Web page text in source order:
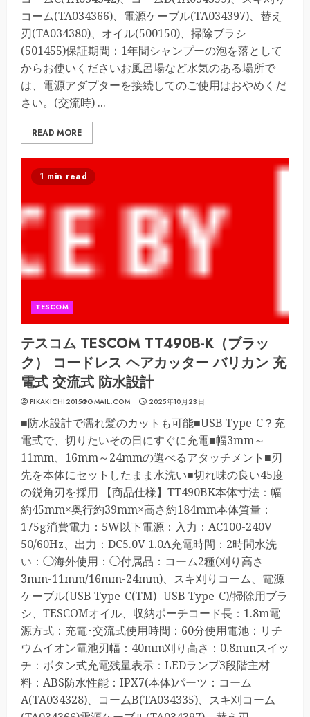
コーム(TA034366)、電源ケーブル(TA034397)、替え
刃(TA034380)、オイル(500150)、掃除ブラシ
(501455)保証期間：1年間シャンプーの泡を落として
からお使いくださいお風呂場など水気のある場所で
は、電源アダプターを接続してのご使用はおやめくだ
さい。(交流時) ...
READ MORE
1 min read
TESCOM
テスコム TESCOM TT490B-K（ブラッ
ク） コードレス ヘアカッター バリカン 充
電式 交流式 防水設計
PIKAKICHI2015@GMAIL.COM 2025年10月23日
■防水設計で濡れ髪のカットも可能■USB Type-C？充
電式で、切りたいその日にすぐに充電■幅3mm～
11mm、16mm～24mmの選べるアタッチメント■刃
先を本体にセットしたまま水洗い■切れ味の良い45度
の鋭角刃を採用 【商品仕様】TT490BK本体寸法：幅
約45mm×奥行約39mm×高さ約184mm本体質量：
175g消費電力：5W以下電源：入力：AC100-240V
50/60Hz、出力：DC5.0V 1.0A充電時間：2時間水洗
い：◯海外使用：◯付属品：コーム2種(刈り高さ
3mm-11mm/16mm-24mm)、スキ刈りコーム、電源
ケーブル(USB Type-C(TM)- USB Type-C)/掃除用ブラ
シ、TESCOMオイル、収納ポーチコード長：1.8m電
源方式：充電･交流式使用時間：60分使用電池：リチ
ウムイオン電池刃幅：40mm刈り高さ：0.8mmスイッ
チ：ボタン式充電残量表示：LEDランプ3段階主材
料：ABS防水性能：IPX7(本体)パーツ：コーム
A(TA034328)、コームB(TA034335)、スキ刈コーム